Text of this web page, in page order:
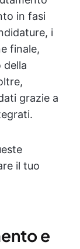
in fasi
i
finale,
della
grazie a
il tuo
e